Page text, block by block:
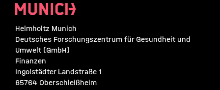
Helmholtz Munich
Deutsches Forschungszentrum für Gesundheit und
Umwelt (GmbH)
Finanzen
Ingolstädter Landstraße 1
85764 Oberschleißheim